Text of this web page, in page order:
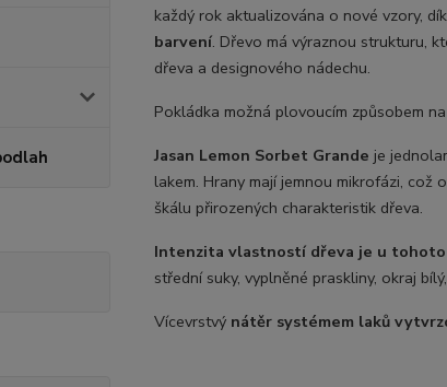
každý rok aktualizována o nové vzory,
barvení. Dřevo má výraznou strukturu,
dřeva a designového nádechu.
Pokládka možná plovoucím způsobem
Jasan Lemon Sorbet Grande je
lakem. Hrany mají jemnou mikrofázi,
škálu přirozených charakteristik dřeva.
Intenzita vlastností dřeva je u
střední suky, vyplněné praskliny, okraj
Vícevrstvý nátěr systémem laků